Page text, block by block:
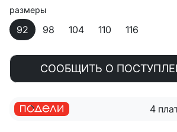
размеры
92 98 104 110 116
СООБЩИТЬ О
4